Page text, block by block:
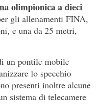
olimpionica a dieci
gli allenamenti FINA,
e una da 25 metri,
un pontile mobile
lo specchio
presenti inoltre alcune
sistema di telecamere